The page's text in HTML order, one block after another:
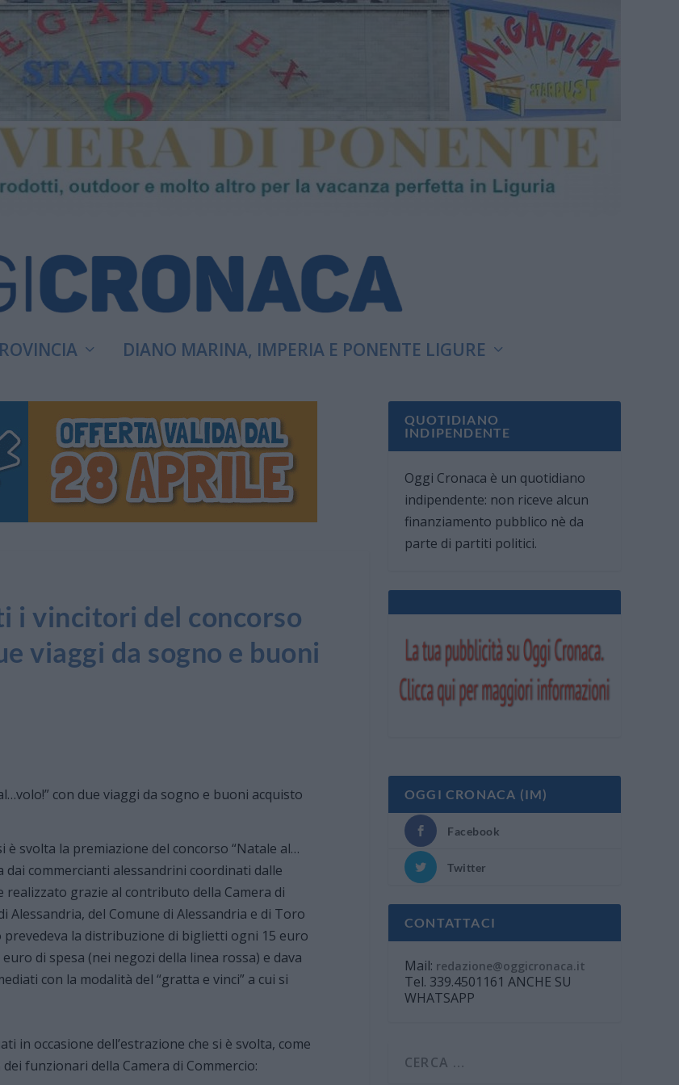
DIANO MARINA, IMPERIA E PONENTE LIGURE
i vincitori del concorso
viaggi da sogno e buoni
svolta la premiazione del concorso “Natale al…
dai commercianti alessandrini coordinati dalle
realizzato grazie al contributo della Camera di
Alessandria, del Comune di Alessandria e di Toro
prevedeva la distribuzione di biglietti ogni 15 euro
di spesa (nei negozi della linea rossa) e dava
con la modalità del “gratta e vinci” a cui si
in occasione dell’estrazione che si è svolta, come
funzionari della Camera di Commercio:
QUOTIDIANO
INDIPENDENTE
Oggi Cronaca è un quotidiano
indipendente: non riceve alcun
finanziamento pubblico nè da
parte di partiti politici.
OGGI CRONACA (IM)
Facebook
Twitter
CONTATTACI
Mail: redazione@oggicronaca.it
Tel. 339.4501161 ANCHE SU
WHATSAPP